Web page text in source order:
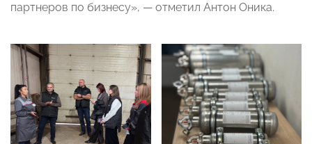
партнеров по бизнесу», — отметил Антон Оника.